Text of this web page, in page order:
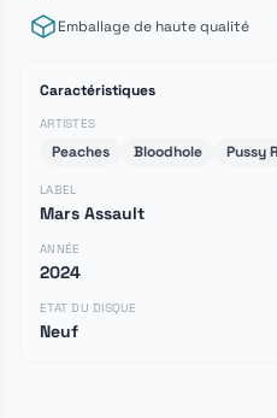
Emballage de haute qualité
Caractéristiques
ARTISTES
Peaches Bloodhole Pussy
LABEL
Mars Assault
ANNÉE
2024
ETAT DU DISQUE
Neuf